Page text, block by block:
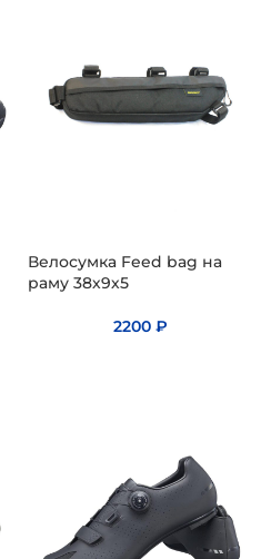
Велосумка Feed bag на
раму 38х9х5
2200₽